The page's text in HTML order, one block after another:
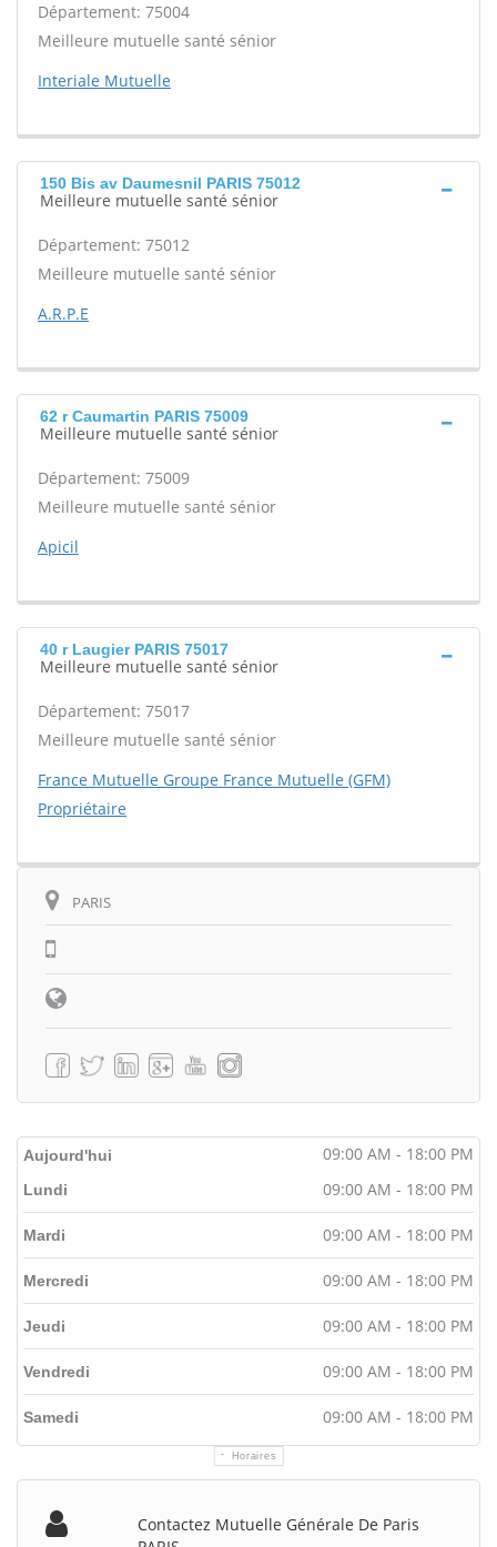
Département: 75004
Meilleure mutuelle santé sénior
Interiale Mutuelle
150 Bis av Daumesnil PARIS 75012
Meilleure mutuelle santé sénior
Département: 75012
Meilleure mutuelle santé sénior
A.R.P.E
62 r Caumartin PARIS 75009
Meilleure mutuelle santé sénior
Département: 75009
Meilleure mutuelle santé sénior
Apicil
40 r Laugier PARIS 75017
Meilleure mutuelle santé sénior
Département: 75017
Meilleure mutuelle santé sénior
France Mutuelle Groupe France Mutuelle (GFM)
Propriétaire
PARIS
Aujourd'hui 09:00 AM - 18:00 PM
Horaires
Lundi 09:00 AM - 18:00 PM
Mardi 09:00 AM - 18:00 PM
Mercredi 09:00 AM - 18:00 PM
Jeudi 09:00 AM - 18:00 PM
Vendredi 09:00 AM - 18:00 PM
Samedi 09:00 AM - 18:00 PM
Contactez Mutuelle Générale De Paris